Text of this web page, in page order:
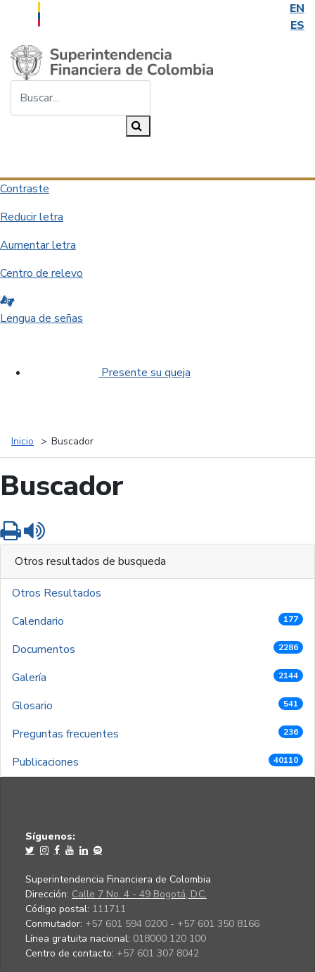
EN
ES
Saltar al contenido principal
Contraste
Reducir letra
Aumentar letra
Centro de relevo
Lengua de señas
Presente su queja
Inicio Buscador
Buscador
Imprimir
Otros resultados de busqueda
Otros Resultados
Calendario
177
Documentos 2286
Galería 2144
Glosario 541
Preguntas frecuentes 236
Publicaciones 40110
Síguenos:
Superintendencia Financiera de Colombia
Dirección: Calle 7 No. 4 - 49 Bogotá, D.C.
Código postal: 111711
Conmutador: +57 601 594 0200 - +57 601 350 8166
Línea gratuita nacional: 018000 120 100
Centro de contacto: +57 601 307 8042